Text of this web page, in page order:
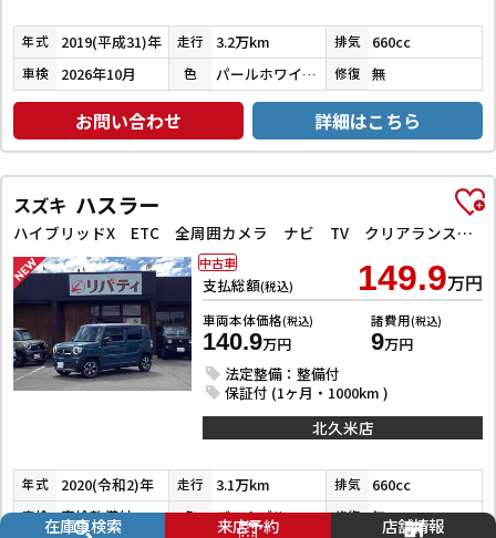
年式 2019(平成31)年 走行 3.2万km 排気 660cc
車検 2026年10月 色 パールホワイトⅢ 修復 無
お問い合わせ 詳細はこちら
スズキ ハスラー
ハイブリッドX ETC 全周囲カメラ ナビ TV クリアランスソナー レーンアシスト 衝突被害軽減システム オートライト スマートキー アイドリングストップ 電動格納ミラー シートヒーター 後席モニター CVT
支払総額(税込) 149.9万円
車両本体価格(税込)
140.9万円
諸費用(税込)
9万円
法定整備：整備付
保証付 (1ヶ月・1000km )
中古車
北久米店
年式 2020(令和2)年 走行 3.1万km 排気 660cc
車検 車検整備付 色 デニムブルーメタリック／ミネラルグレーメタリック 修復 無
在庫車検索 来店予約 店舗情報